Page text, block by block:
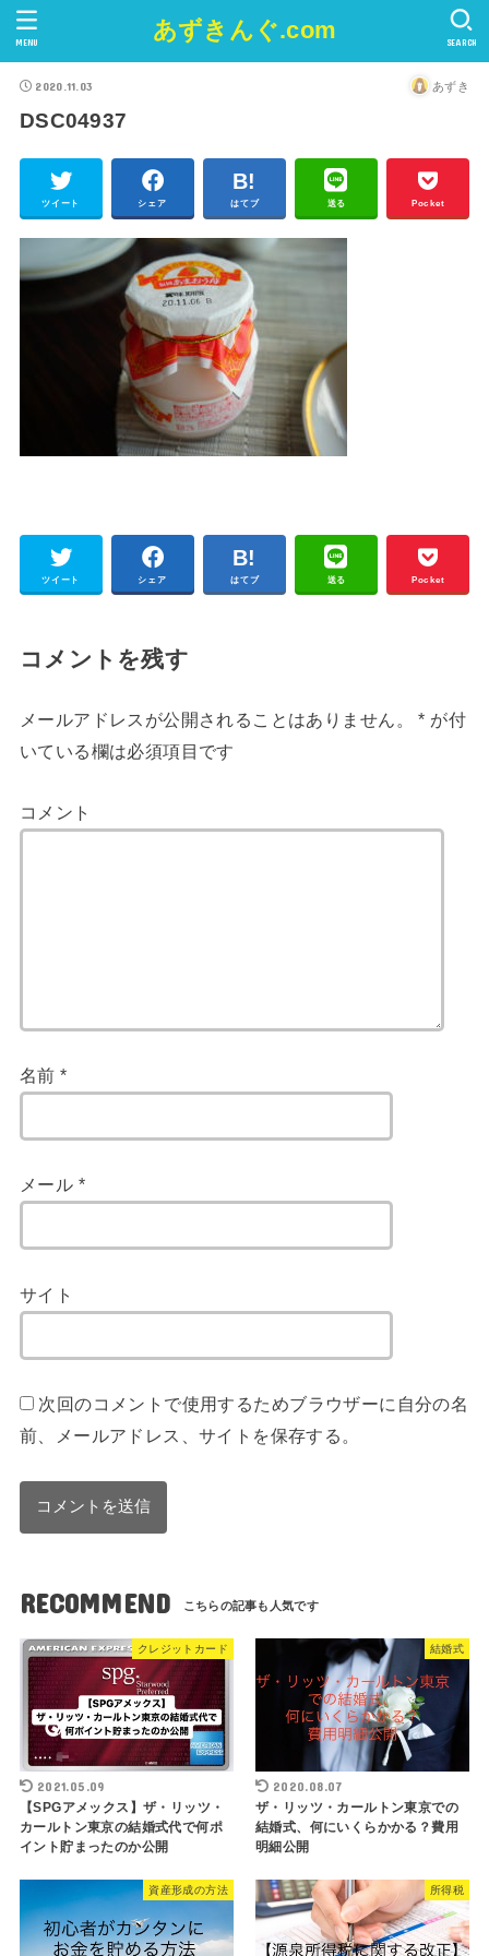
あずきんぐ.com SEARCH
MENU
2020.11.03 あずき
DSC04937
ツイート シェア はてブ 送る Pocket
ツイート シェア はてブ 送る Pocket
コメントを残す
メールアドレスが公開されることはありません。 * が付
いている欄は必須項目です
コメント
名前*
メール *
サイト
次回のコメントで使用するためブラウザーに自分の名
前、メールアドレス、サイトを保存する。
RECOMMEND
クレジットカード
2021.05.09
【SPGアメックス】ザ・リッツ・
カールトン東京の結婚式代で何ポ
イント貯まったのか公開
結婚式
2020.08.07
ザ・リッツ・カールトン東京での
結婚式、何にいくらかかる？費用
明細公開
資産形成の方法 所得税